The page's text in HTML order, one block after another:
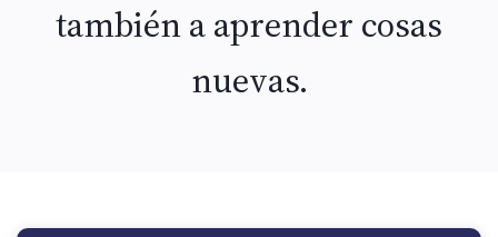
también a aprender cosas
nuevas.